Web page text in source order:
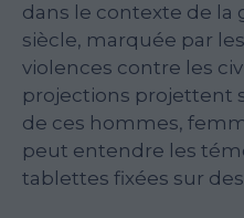
dans le contexte de la
siècle, marquée par
violences contre les
projections projettent
de ces hommes,
peut entendre les
tablettes fixées sur